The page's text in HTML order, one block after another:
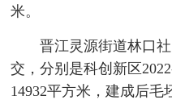
米。
晋江灵源街道林口
交，分别是科创新区
14932平方米，建成后毛